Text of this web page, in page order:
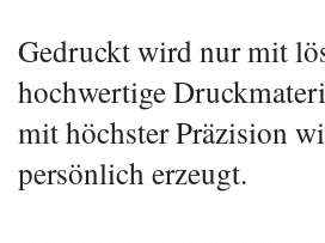
Gedruckt wird nur mit
hochwertige
mit höchster Präzision
persönlich erzeugt.